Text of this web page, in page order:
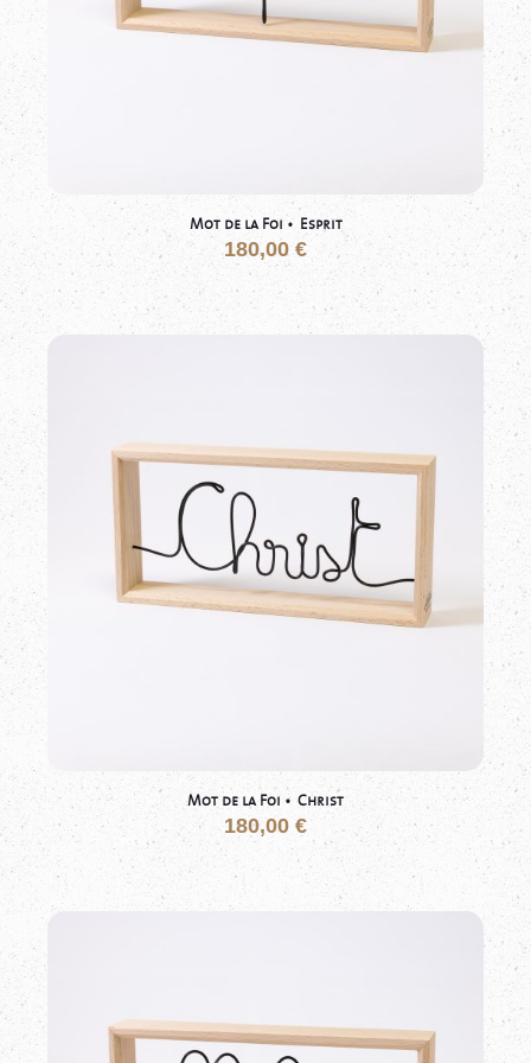
Mot de la Foi • Esprit
180,00 €
Mot de la Foi • Christ
180,00 €